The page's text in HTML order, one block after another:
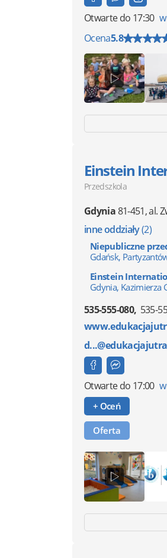
Otwartedo 17:30
Ocena5.8
Einstein
Przedszkola
Gdynia81-451,al.
inne oddziały(2)
Niepubliczne
Gdańsk,
Einstein
Gdynia, Kazimierza
535-555-080 535-
Otwartedo 17:00
+ Oceń
Oferta